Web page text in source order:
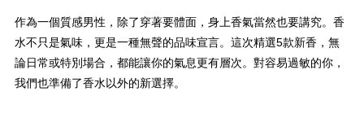
作為一個質感男性，除了穿著要體面，身上香氣當然也要講究。香
水不只是氣味，更是一種無聲的品味宣言。這次精選5款新香，無
論日常或特別場合，都能讓你的氣息更有層次。對容易過敏的你，
我們也準備了香水以外的新選擇。